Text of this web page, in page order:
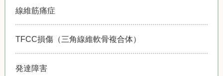
線維筋痛症
TFCC損傷（三角線維軟骨複合体）
発達障害